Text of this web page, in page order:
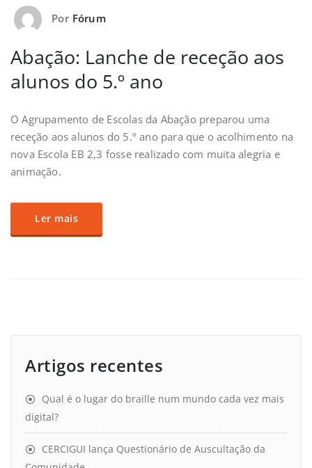
Por Fórum
Abação: Lanche de receção aos
alunos do 5.º ano
O Agrupamento de Escolas da Abação preparou uma
receção aos alunos do 5.º ano para que o acolhimento na
nova Escola EB 2,3 fosse realizado com muita alegria e
animação.
Ler mais
Artigos recentes
Qual é o lugar do braille num mundo cada vez mais
digital?
CERCIGUI lança Questionário de Auscultação da